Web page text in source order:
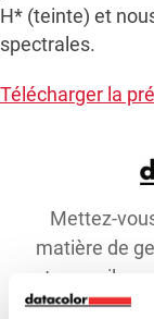
H* (teinte) et
spectrales.
Télécharger la
Mettez-
matière de
et conseils